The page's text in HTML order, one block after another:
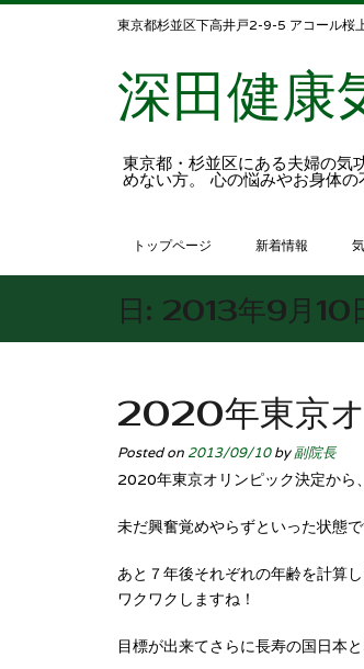
東京都杉並区下高井戸2-9-5 アコール桜
深田健康
東京都・杉並区にある夫婦の気
めない方。 心の悩みやお身体
トップページ 新着情報
日: 2013年9月10
2020年東京
Posted on 2013/09/10by副院長
2020年東京オリンピック決定から
未だ興奮覚めやらずといった状態
あと７年後それぞれの年齢を計算
ワクワクしますね！
目標が出来てさらに長寿の国日本